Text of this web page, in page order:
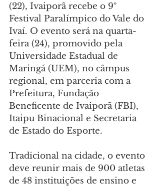
(22), Ivaiporã recebe o 9º
Festival Paralímpico do Vale do
Ivaí. O evento será na quarta-
feira (24), promovido pela
Universidade Estadual de
Maringá (UEM), no câmpus
regional, em parceria com a
Prefeitura, Fundação
Beneficente de Ivaiporã (FBI),
Itaipu Binacional e Secretaria
de Estado do Esporte.
Tradicional na cidade, o evento
deve reunir mais de 900 atletas
de 48 instituições de ensino e